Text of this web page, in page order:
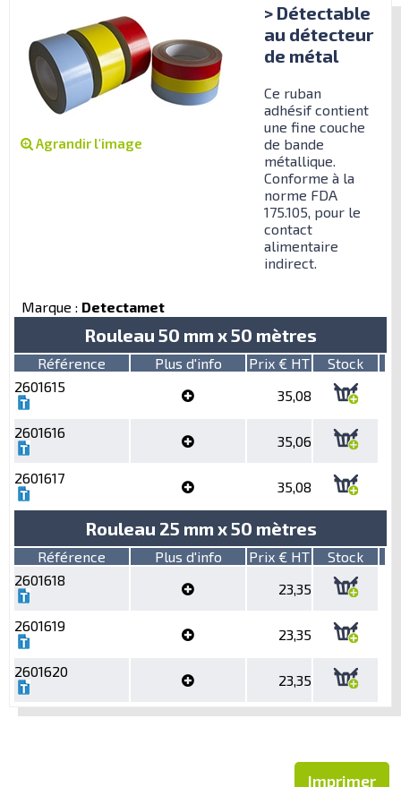
Agrandir l'image
> Détectable
au détecteur
de métal
Ce ruban
adhésif contient
une fine couche
de bande
métallique.
Conforme à la
norme FDA
175.105, pour le
contact
alimentaire
indirect.
Marque : Detectamet
Rouleau 50 mm x 50 mètres
Référence Plus d'info Prix € HT
Stock
2601615
35,08
2601616
35,06
2601617
35,08
Rouleau 25 mm x 50 mètres
Référence Plus d'info Prix € HT
Stock
2601618
23,35
2601619
23,35
2601620
23,35
Imprimer